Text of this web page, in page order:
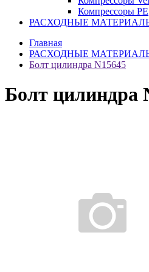
Компрессоры PE
РАСХОДНЫЕ
Главная
РАСХОДНЫЕ
Болт цилиндра N15645
Болт цилиндра